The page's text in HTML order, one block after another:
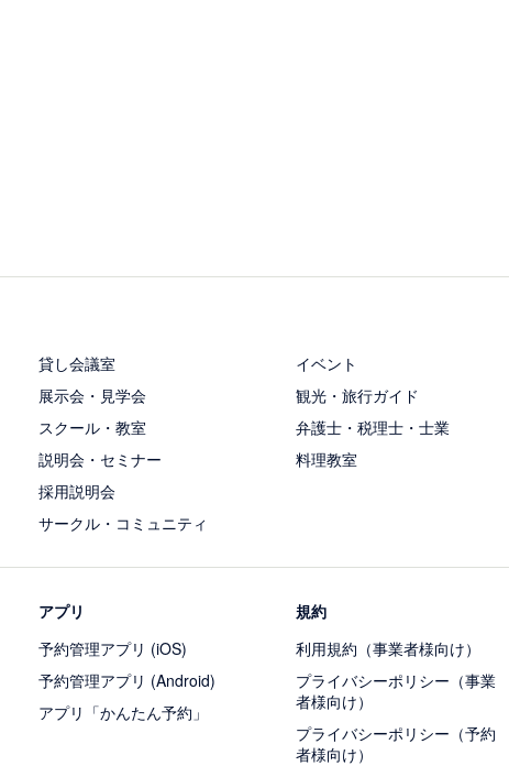
貸し会議室
展示会・見学会
スクール・教室
説明会・セミナー
採用説明会
サークル・コミュニティ
イベント
観光・旅行ガイド
弁護士・税理士・士業
料理教室
アプリ
予約管理アプリ (iOS)
予約管理アプリ (Android)
アプリ「かんたん予約」
規約
利用規約（事業者様向け）
プライバシーポリシー（事業
者様向け）
プライバシーポリシー（予約
者様向け）